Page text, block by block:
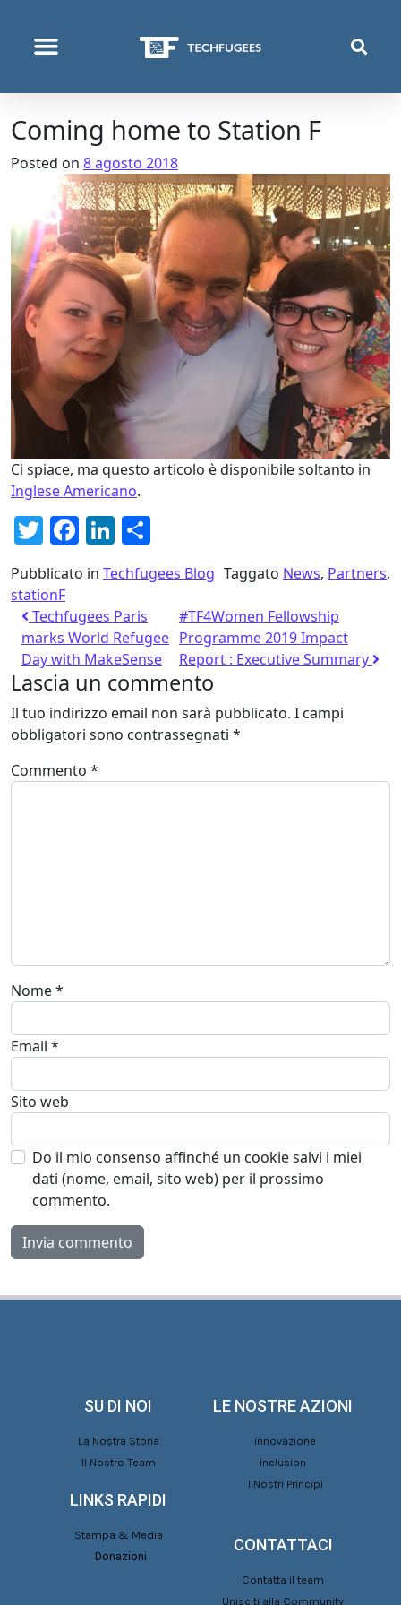
Coming home to Station F
Posted on 8 agosto 2018
Ci spiace, ma questo articolo è disponibile soltanto in
Inglese Americano.
Twitter
Facebook
LinkedIn
Pubblicato in Techfugees Blog Taggato News, Partners,
stationF
Techfugees Paris
marks World Refugee
Day with MakeSense
#TF4Women Fellowship
Programme 2019 Impact
Report : Executive Summary
Lascia un commento
Il tuo indirizzo email non sarà pubblicato. I campi
obbligatori sono contrassegnati *
Commento *
Nome*
Email *
Sito web
Do il mio consenso affinché un cookie salvi i miei
dati (nome, email, sito web) per il prossimo
commento.
SU DI NOI
La Nostra Storia
Il Nostro Team
LE NOSTRE AZIONI
innovazione
Inclusion
I Nostri Principi
LINKS RAPIDI
Stampa & Media
Donazioni
CONTATTACI
Contatta il team
Unisciti alla Community